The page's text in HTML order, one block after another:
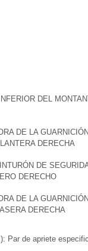
DEL
DE LA
DERECHA
DE
DERECHO
DE LA
DERECHA
Par de apriete